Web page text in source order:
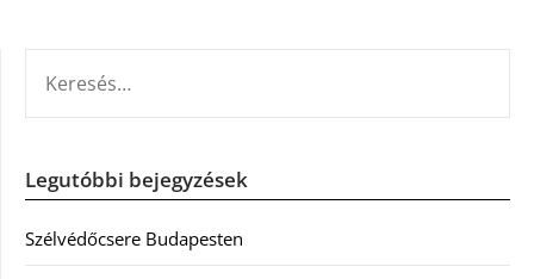
Legutóbbi bejegyzések
Szélvédőcsere Budapesten